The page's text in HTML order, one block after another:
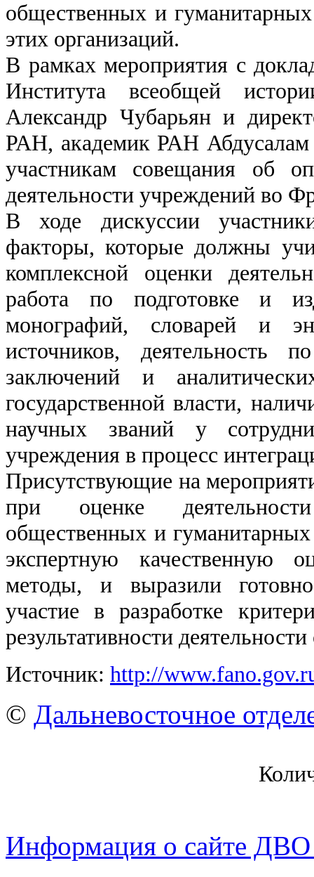
общественных и
этих организаций.
В рамках мероприятия с
Института всеобщей
Александр Чубарьян и
РАН, академик РАН Абдусалам
участникам совещания об
деятельности учреждений во
В ходе дискуссии
факторы, которые должны
комплексной оценки
работа по подготовке и
монографий, словарей и
источников, деятельность
заключений и
государственной власти,
научных званий у
учреждения в процесс
Присутствующие на
при оценке
общественных и гуманитарных
экспертную качественную
методы, и выразили
участие в разработке
результативности
Источник: http://
© Дальневосточное
Информация о сайте